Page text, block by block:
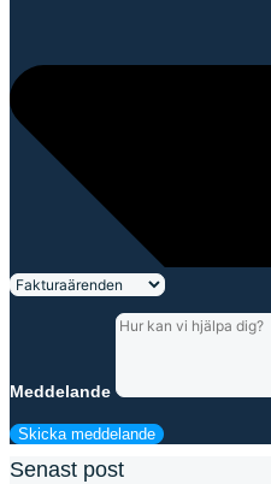
Meddelande
Skicka meddelande
Senast post